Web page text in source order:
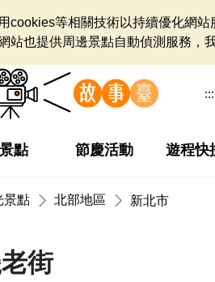
cookies等相關技術以持續優化網
站也提供周邊景點自動偵測服務，
:::
景點 節慶活動 遊程快
景點 北部地區 新北市
街